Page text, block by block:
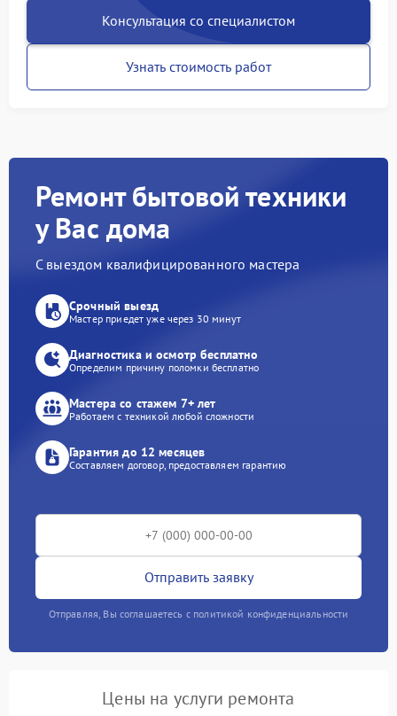
Консультация со специалистом
Узнать стоимость работ
Ремонт бытовой техники
у Вас дома
С выездом квалифицированного мастера
Срочный выезд
Мастер приедет уже через 30 минут
Диагностика и осмотр бесплатно
Определим причину поломки бесплатно
Мастера со стажем 7+ лет
Работаем с техникой любой сложности
Гарантия до 12 месяцев
Составляем договор, предоставляем гарантию
Отправить заявку
Отправляя, Вы соглашаетесь с политикой конфиденциальности
Цены на услуги ремонта